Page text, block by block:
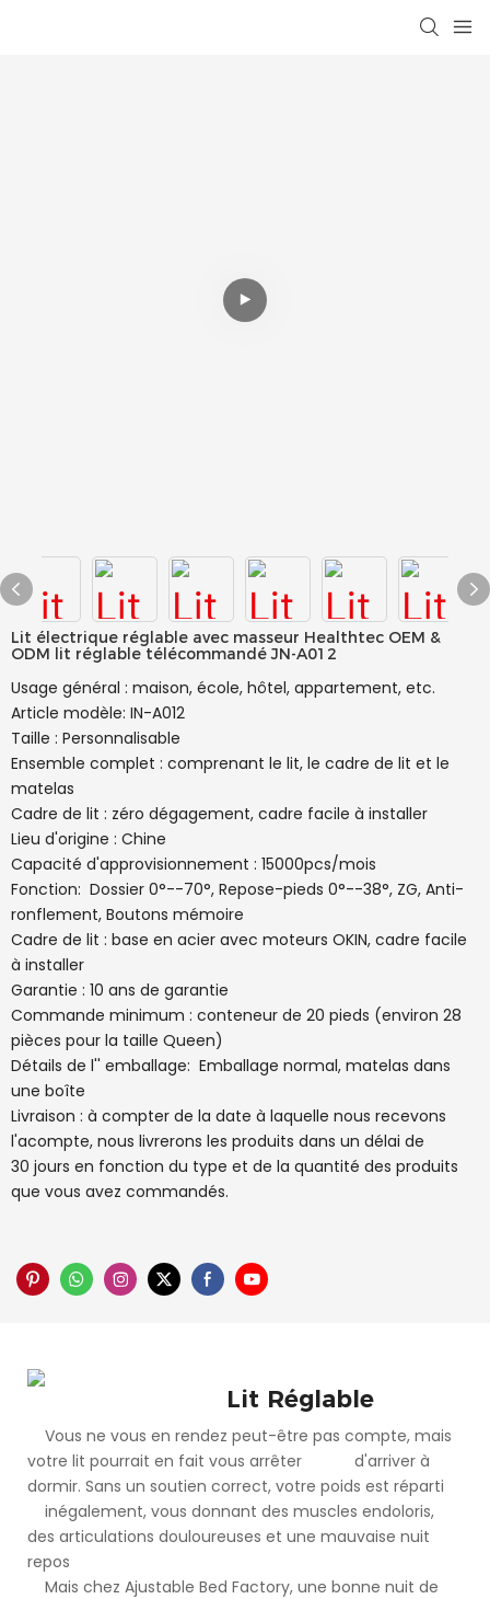
Lit électrique réglable avec masseur Healthtec OEM &
ODM lit réglable télécommandé JN-A012
Usage général : maison, école, hôtel, appartement, etc.
Article modèle: IN-A012
Taille : Personnalisable
Ensemble complet : comprenant le lit, le cadre de lit et le
matelas
Cadre de lit : zéro dégagement, cadre facile à installer
Lieu d'origine : Chine
Capacité d'approvisionnement : 15000pcs/mois
Fonction: Dossier 0°--70°, Repose-pieds 0°--38°, ZG, Anti-
ronflement, Boutons mémoire
Cadre de lit : base en acier avec moteurs OKIN, cadre facile
à installer
Garantie : 10 ans de garantie
Commande minimum : conteneur de 20 pieds (environ 28
pièces pour la taille Queen)
Détails de l'' emballage: Emballage normal, matelas dans
une boîte
Livraison : à compter de la date à laquelle nous recevons
l'acompte, nous livrerons les produits dans un délai de
30 jours en fonction du type et de la quantité des produits
que vous avez commandés.
Lit Réglable
Vous ne vous en rendez peut-être pas compte, mais
votre lit pourrait en fait vous arrêter d'arriver à
dormir. Sans un soutien correct, votre poids est réparti
inégalement, vous donnant des muscles endoloris,
des articulations douloureuses et une mauvaise nuit
repos
Mais chez Ajustable Bed Factory, une bonne nuit de